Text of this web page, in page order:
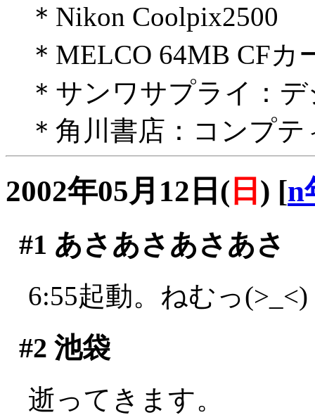
＊Nikon Coolpix2500
＊MELCO 64MB CFカ
＊サンワサプライ：
＊角川書店：コンプ
2002年05月12日( 日 ) [n
#1 あさあさあさあさ
6:55起動。ねむっ(>_<)
#2 池袋
逝ってきます。